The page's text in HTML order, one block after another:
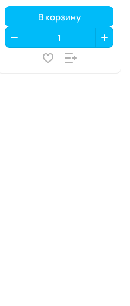
В корзину